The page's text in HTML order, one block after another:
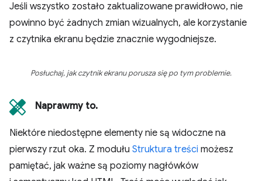
Jeśli wszystko zostało zaktualizowane prawidłowo, nie
powinno być żadnych zmian wizualnych, ale korzystanie
z czytnika ekranu będzie znacznie wygodniejsze.
Posłuchaj, jak czytnik ekranu porusza się po tym problemie.
Naprawmy to.
Niektóre niedostępne elementy nie są widoczne na
pierwszy rzut oka. Z modułu Struktura treści możesz
pamiętać, jak ważne są poziomy nagłówków